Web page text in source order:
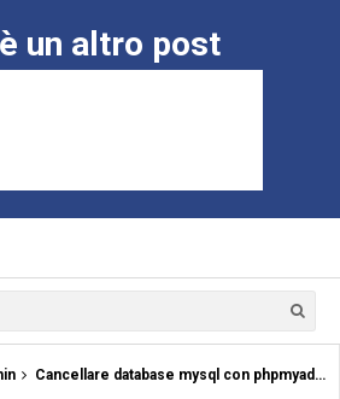
un altro post
Cancellare database mysql con phpmyadmin